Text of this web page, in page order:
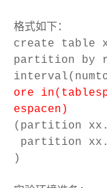
格式如下：
create table
partition by
ore
espacen)
(partition
partition
)